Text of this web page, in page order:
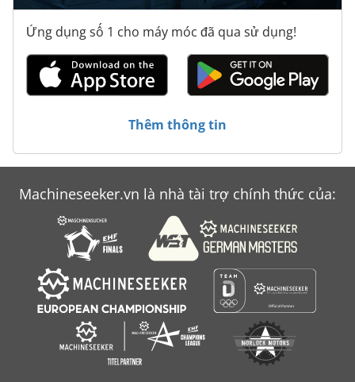
Ứng dụng số 1 cho máy móc đã qua sử dụng!
Thêm thông tin
Machineseeker.vn là nhà tài trợ chính thức của: